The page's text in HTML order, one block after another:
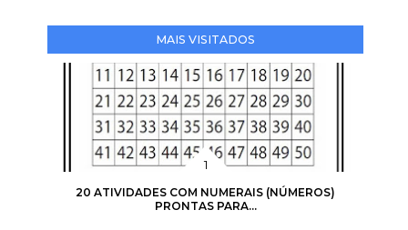
MAIS VISITADOS
20 ATIVIDADES COM NUMERAIS (NÚMEROS)
PRONTAS PARA...